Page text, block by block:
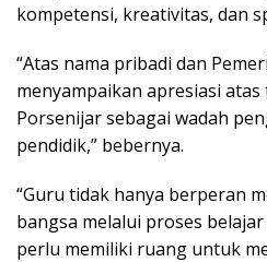
kompetensi, kreativitas, dan
“Atas nama pribadi dan
menyampaikan apresiasi
Porsenijar sebagai wadah
pendidik,” bebernya.
“Guru tidak hanya berperan
bangsa melalui proses
perlu memiliki ruang untuk